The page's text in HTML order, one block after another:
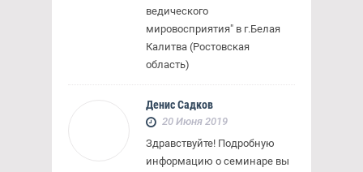
ведического
мировосприятия" в г.Белая
Калитва (Ростовская
область)
Денис Садков
20 Июня 2019
Здравствуйте! Подробную
информацию о семинаре вы